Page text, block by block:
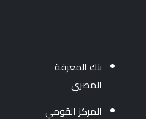
بنك المعرفة
المصري
المركز القومي